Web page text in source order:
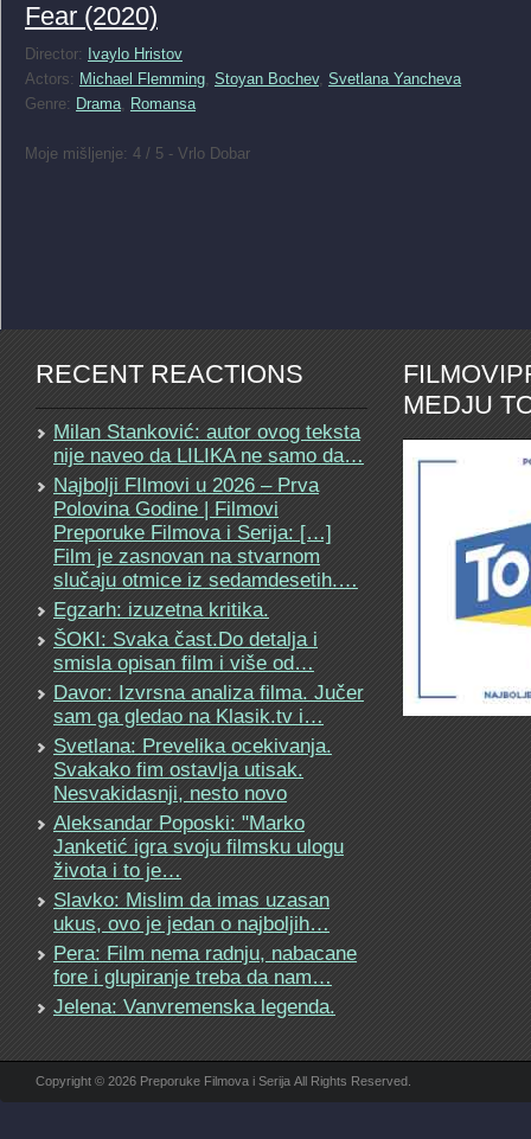
Fear (2020)
Director:
Ivaylo Hristov
Actors: Michael Flemming, Stoyan Bochev, Svetlana Yancheva
Genre: Drama, Romansa
Moje mišljenje: 4 / 5 - Vrlo Dobar
RECENT REACTIONS
Milan Stanković: autor ovog teksta
nije naveo da LILIKA ne samo da…
Najbolji FIlmovi u 2026 – Prva
Polovina Godine | Filmovi
Preporuke Filmova i Serija: […]
Film je zasnovan na stvarnom
slučaju otmice iz sedamdesetih.…
Egzarh: izuzetna kritika.
ŠOKI: Svaka čast.Do detalja i
smisla opisan film i više od…
Davor: Izvrsna analiza filma. Jučer
sam ga gledao na Klasik.tv i…
Svetlana: Prevelika ocekivanja.
Svakako fim ostavlja utisak.
Nesvakidasnji, nesto novo
Aleksandar Poposki: "Marko
Janketić igra svoju filmsku ulogu
života i to je…
Slavko: Mislim da imas uzasan
ukus, ovo je jedan o najboljih…
Pera: Film nema radnju, nabacane
fore i glupiranje treba da nam…
Jelena: Vanvremenska legenda.
MEDJU
Copyright © 2026 Preporuke Filmova i Serija All Rights Reserved.